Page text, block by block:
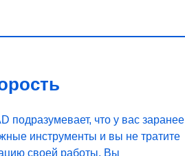
подразумевает, что у вас заранее
инструменты и вы не тратите
своей работы. Вы